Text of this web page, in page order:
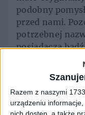
Razem z naszymi
urządzeniu
nich dostęp, a także
podobny
przed nami.
potrzebnej
posiadacza
Domena
Zanim jednak
możliwości,